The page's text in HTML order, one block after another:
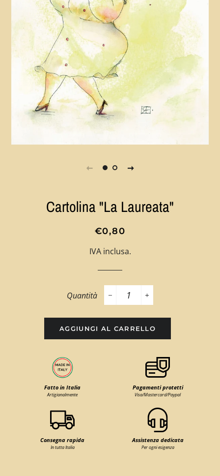
Cartolina "La Laureata"
Prezzo
listino
Prezzo
€0,80
IVA inclusa.
Quantità
−
+
AGGIUNGI AL CARRELLO
Fatto in Italia
Artigianalmente
Pagamenti protetti
Visa/Mastercard/Paypal
Consegna rapida
In tutta Italia
Assistenza dedicata
Per ogni esigenza